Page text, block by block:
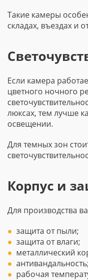
Такие камеры
складах, въездах и
Если камера
цветного ночного
люксах, тем лучше
освещении.
Для темных зон
Корпус и
Для производства
защита от пыли;
защита от влаги;
металлический
антивандальность;
рабочая